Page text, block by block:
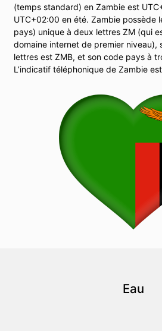
(temps standard) en Zambie est
UTC+02:00 en été. Zambie possède
pays) unique à deux lettres ZM (qui
domaine internet de premier niveau),
lettres est ZMB, et son code pays à
L’indicatif téléphonique de Zambie
Eau